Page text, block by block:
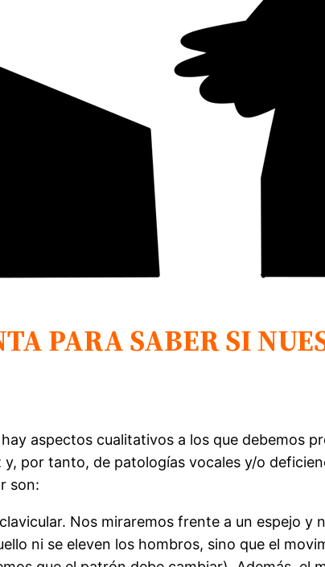
PARA SABER SI
aspectos cualitativos a los que debemos
por tanto, de patologías vocales y/o
son:
Nos miraremos frente a un espejo y
ni se eleven los hombros, sino que el